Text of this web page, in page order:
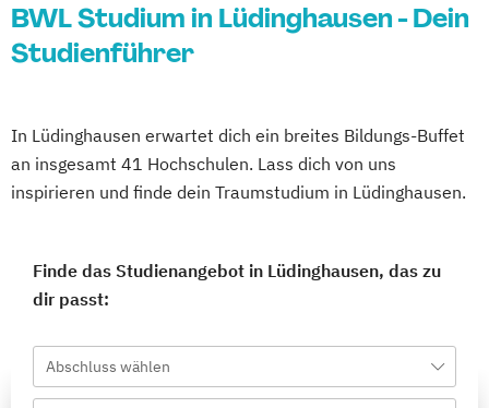
BWL Studium in Lüdinghausen - Dein
Studienführer
In Lüdinghausen erwartet dich ein breites Bildungs-Buffet
an insgesamt 41 Hochschulen. Lass dich von uns
inspirieren und finde dein Traumstudium in Lüdinghausen.
Finde das Studienangebot in Lüdinghausen, das zu
dir passt:
Abschluss wählen